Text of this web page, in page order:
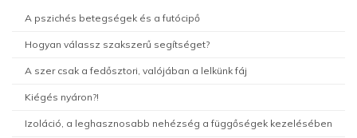
A pszichés betegségek és a futócipő
Hogyan válassz szakszerű segítséget?
A szer csak a fedősztori, valójában a lelkünk fáj
Kiégés nyáron?!
Izoláció, a leghasznosabb nehézség a függőségek kezelésében